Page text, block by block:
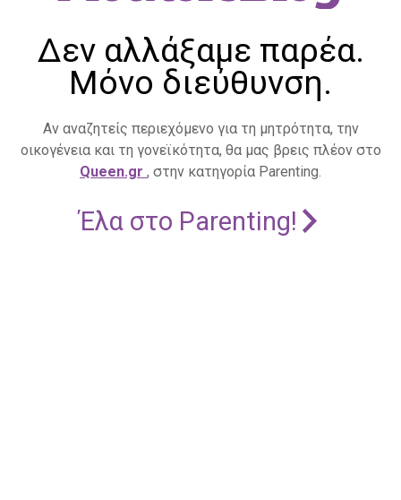
Δεν αλλάξαμε παρέα.
Μόνο διεύθυνση.
Αν αναζητείς περιεχόμενο για τη μητρότητα, την
οικογένεια και τη γονεϊκότητα, θα μας βρεις πλέον στο
Queen.gr , στην κατηγορία Parenting.
Έλα στο Parenting!